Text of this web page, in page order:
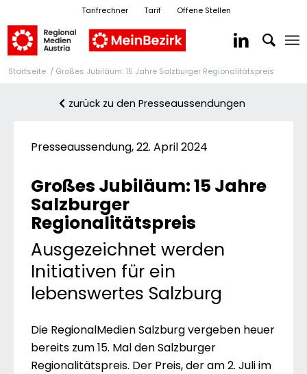
Tarifrechner Tarif Offene Stellen
Startseite / Großes Jubiläum: 15 Jahre Salzburger Regionalitätspreis
zurück zu den Presseaussendungen
Presseaussendung, 22. April 2024
Großes Jubiläum: 15 Jahre
Salzburger
Regionalitätspreis
Ausgezeichnet werden
Initiativen für ein
lebenswertes Salzburg
Die RegionalMedien Salzburg vergeben heuer
bereits zum 15. Mal den Salzburger
Regionalitätspreis. Der Preis, der am 2. Juli im